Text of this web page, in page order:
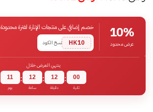
10%
عرض محدود
خصم إضافي على منتجات الإنارة لفترة محدودة
HK10
نسخ الكود
ينتهي العرض خلال
11
يوم
: 12
ساعة
: 12
دقيقة
: 00
ثانية